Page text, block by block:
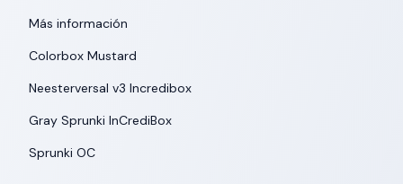
Más información
Colorbox Mustard
Neesterversal v3 Incredibox
Gray Sprunki InCrediBox
Sprunki OC